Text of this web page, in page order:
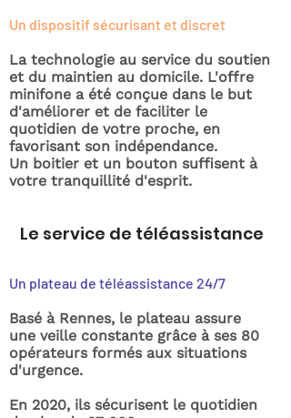
Un dispositif sécurisant et discret
La technologie au service du soutien
et du maintien au domicile. L'offre
minifone a été conçue dans le but
d'améliorer et de faciliter le
quotidien de votre proche, en
favorisant son indépendance.
Un boitier et un bouton suffisent à
votre tranquillité d'esprit.
Le service de téléassistance
Un plateau de téléassistance 24/7
Basé à Rennes, le plateau assure
une veille constante grâce à ses 80
opérateurs formés aux situations
d'urgence.
En 2020, ils sécurisent le quotidien